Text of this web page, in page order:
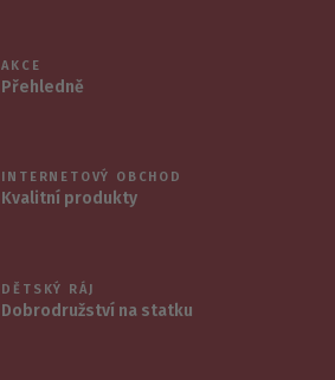
AKCE
Přehledně
INTERNETOVÝ OBCHOD
Kvalitní produkty
DĚTSKÝ RÁJ
Dobrodružství na statku